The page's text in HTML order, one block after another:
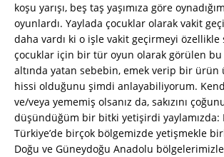
koşu yarışı, beş taş yaşımıza göre
oyunlardı. Yaylada çocuklar olarak vakit
daha vardı ki o işle vakit geçirmeyi özellikle
çocuklar için bir tür oyun olarak görülen bu
altında yatan sebebin, emek verip bir ürün
hissi olduğunu şimdi anlayabiliyorum.
ve/veya yememiş olsanız da, sakızını
düşündüğüm bir bitki yetişirdi yaylamızda:
Türkiye’de birçok bölgemizde yetişmekle
Doğu ve Güneydoğu Anadolu